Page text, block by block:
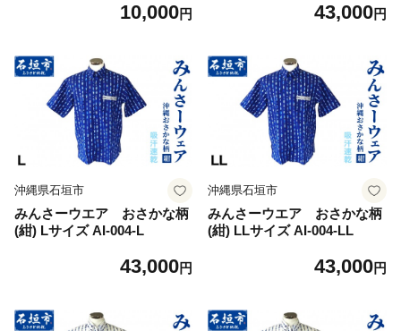
県 石垣市 石垣島 完熟 パイン
10,000円 43,000円
沖縄県石垣市
みんさーウエア おさかな柄
(紺) Lサイズ AI-004-L
43,000円
沖縄県石垣市
みんさーウエア おさかな柄
(紺) LLサイズ AI-004-LL
43,000円